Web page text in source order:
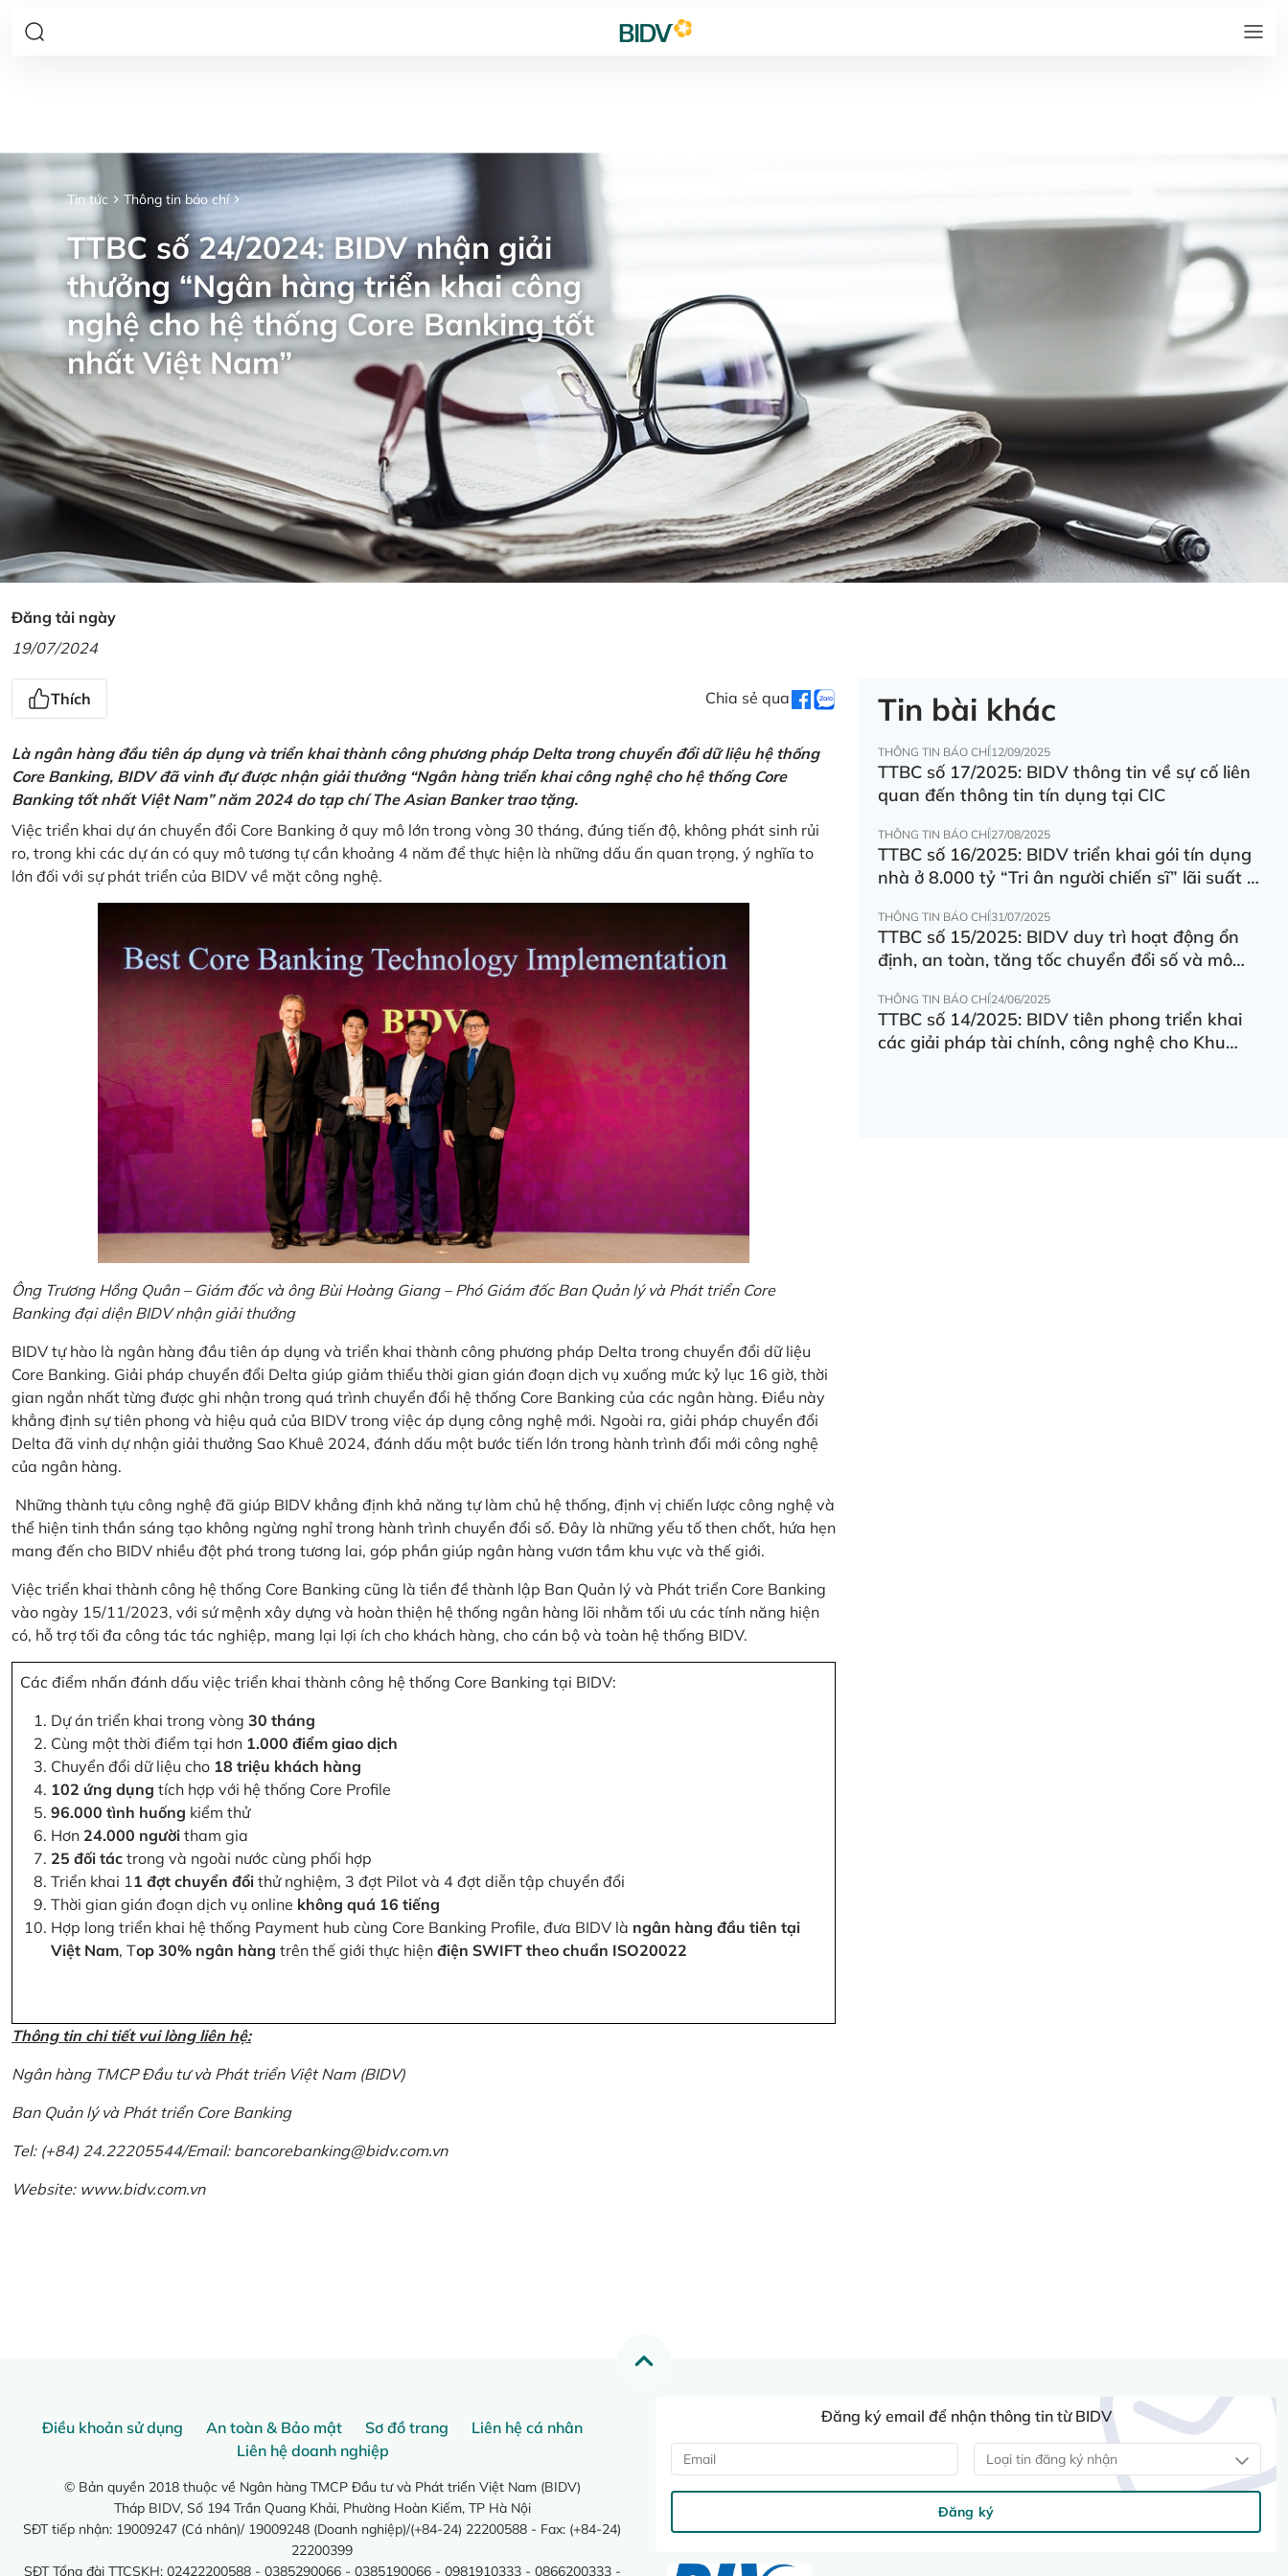
Tin tức Thông tin báo chí
TTBC số 24/2024: BIDV nhận giải
thưởng “Ngân hàng triển khai công
nghệ cho hệ thống Core Banking tốt
nhất Việt Nam”
Đăng tải ngày
19/07/2024
Thích Chia sẻ qua
Là ngân hàng đầu tiên áp dụng và triển khai thành công phương pháp Delta trong chuyển đổi dữ liệu hệ thống
Core Banking, BIDV đã vinh đự được nhận giải thưởng “Ngân hàng triển khai công nghệ cho hệ thống Core
Banking tốt nhất Việt Nam” năm 2024 do tạp chí The Asian Banker trao tặng.
Việc triển khai dự án chuyển đổi Core Banking ở quy mô lớn trong vòng 30 tháng, đúng tiến độ, không phát sinh rủi
ro, trong khi các dự án có quy mô tương tự cần khoảng 4 năm để thực hiện là những dấu ấn quan trọng, ý nghĩa to
lớn đối với sự phát triển của BIDV về mặt công nghệ.
Ông Trương Hồng Quân – Giám đốc và ông Bùi Hoàng Giang – Phó Giám đốc Ban Quản lý và Phát triển Core
Banking đại diện BIDV nhận giải thưởng
BIDV tự hào là ngân hàng đầu tiên áp dụng và triển khai thành công phương pháp Delta trong chuyển đổi dữ liệu
Core Banking. Giải pháp chuyển đổi Delta giúp giảm thiểu thời gian gián đoạn dịch vụ xuống mức kỷ lục 16 giờ, thời
gian ngắn nhất từng được ghi nhận trong quá trình chuyển đổi hệ thống Core Banking của các ngân hàng. Điều này
khẳng định sự tiên phong và hiệu quả của BIDV trong việc áp dụng công nghệ mới. Ngoài ra, giải pháp chuyển đổi
Delta đã vinh dự nhận giải thưởng Sao Khuê 2024, đánh dấu một bước tiến lớn trong hành trình đổi mới công nghệ
của ngân hàng.
Những thành tựu công nghệ đã giúp BIDV khẳng định khả năng tự làm chủ hệ thống, định vị chiến lược công nghệ và
thể hiện tinh thần sáng tạo không ngừng nghỉ trong hành trình chuyển đổi số. Đây là những yếu tố then chốt, hứa hẹn
mang đến cho BIDV nhiều đột phá trong tương lai, góp phần giúp ngân hàng vươn tầm khu vực và thế giới.
Việc triển khai thành công hệ thống Core Banking cũng là tiền đề thành lập Ban Quản lý và Phát triển Core Banking
vào ngày 15/11/2023, với sứ mệnh xây dựng và hoàn thiện hệ thống ngân hàng lõi nhằm tối ưu các tính năng hiện
có, hỗ trợ tối đa công tác tác nghiệp, mang lại lợi ích cho khách hàng, cho cán bộ và toàn hệ thống BIDV.
Các điểm nhấn đánh dấu việc triển khai thành công hệ thống Core Banking tại BIDV:
Dự án triển khai trong vòng 30 tháng
Cùng một thời điểm tại hơn 1.000 điểm giao dịch
Chuyển đổi dữ liệu cho 18 triệu khách hàng
102 ứng dụng tích hợp với hệ thống Core Profile
96.000 tình huống kiểm thử
Hơn 24.000 người tham gia
25 đối tác trong và ngoài nước cùng phối hợp
Triển khai 11 đợt chuyển đổi thử nghiệm, 3 đợt Pilot và 4 đợt diễn tập chuyển đổi
Thời gian gián đoạn dịch vụ online không quá 16 tiếng
Hợp long triển khai hệ thống Payment hub cùng Core Banking Profile, đưa BIDV là ngân hàng đầu tiên tại
Việt Nam, Top 30% ngân hàng trên thế giới thực hiện điện SWIFT theo chuẩn ISO20022
Thông tin chi tiết vui lòng liên hệ:
Ngân hàng TMCP Đầu tư và Phát triển Việt Nam (BIDV)
Ban Quản lý và Phát triển Core Banking
Tel: (+84) 24.22205544/Email: bancorebanking@bidv.com.vn
Website: www.bidv.com.vn
Tin bài khác
THÔNG TIN BÁO CHÍ12/09/2025
TTBC số 17/2025: BIDV thông tin về sự cố liên
quan đến thông tin tín dụng tại CIC
THÔNG TIN BÁO CHÍ27/08/2025
TTBC số 16/2025: BIDV triển khai gói tín dụng
nhà ở 8.000 tỷ “Tri ân người chiến sĩ” lãi suất ưu
THÔNG TIN BÁO CHÍ31/07/2025
TTBC số 15/2025: BIDV duy trì hoạt động ổn
định, an toàn, tăng tốc chuyển đổi số và mô
THÔNG TIN BÁO CHÍ24/06/2025
TTBC số 14/2025: BIDV tiên phong triển khai
các giải pháp tài chính, công nghệ cho Khu
Điều khoản sử dụng An toàn & Bảo mật Sơ đồ trang
Liên hệ cá nhân
Liên hệ doanh nghiệp
© Bản quyền 2018 thuộc về Ngân hàng TMCP Đầu tư và Phát triển Việt Nam (BIDV)
Tháp BIDV, Số 194 Trần Quang Khải, Phường Hoàn Kiếm, TP Hà Nội
SĐT tiếp nhận: 19009247 (Cá nhân)/ 19009248 (Doanh nghiệp)/(+84-24) 22200588 - Fax: (+84-24)
22200399
SĐT Tổng đài TTCSKH: 02422200588 - 0385290066 - 0385190066 - 0981910333 - 0866200333 -
Đăng ký email để nhận thông tin từ BIDV
Loại tin đăng ký nhận
Đăng ký